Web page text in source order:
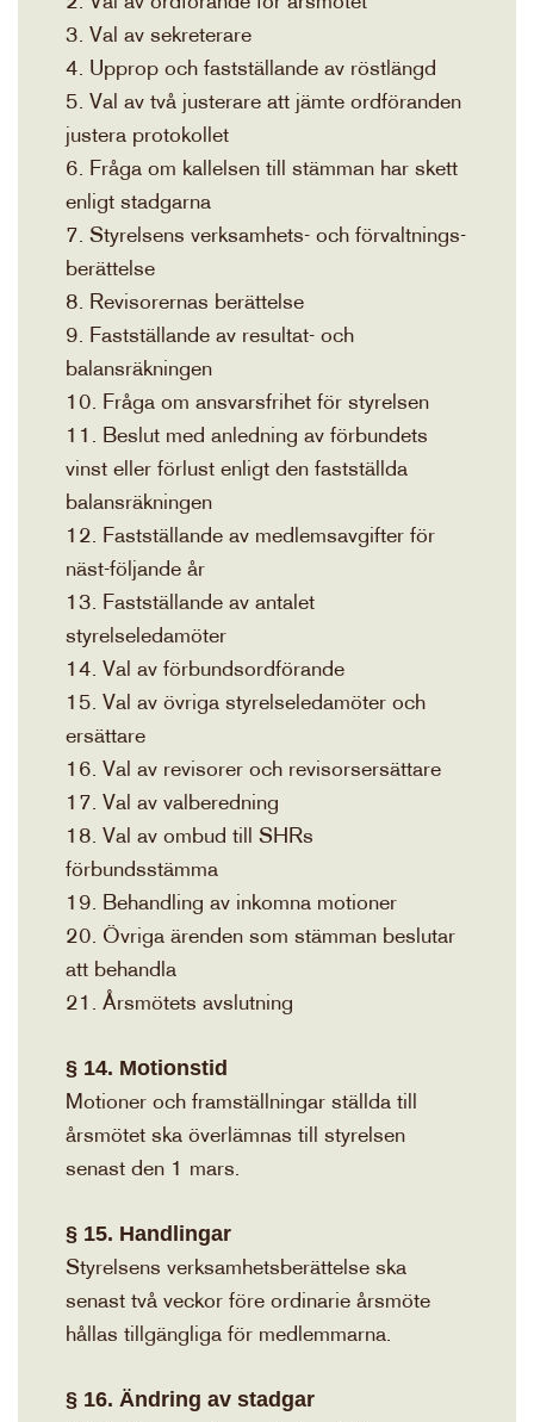
3. Val av sekreterare
4. Upprop och fastställande av röstlängd
5. Val av två justerare att jämte ordföranden
justera protokollet
6. Fråga om kallelsen till stämman har skett
enligt stadgarna
7. Styrelsens verksamhets- och förvaltnings-
berättelse
8. Revisorernas berättelse
9. Fastställande av resultat- och
balansräkningen
10. Fråga om ansvarsfrihet för styrelsen
11. Beslut med anledning av förbundets
vinst eller förlust enligt den fastställda
balansräkningen
12. Fastställande av medlemsavgifter för
näst-följande år
13. Fastställande av antalet
styrelseledamöter
14. Val av förbundsordförande
15. Val av övriga styrelseledamöter och
ersättare
16. Val av revisorer och revisorsersättare
17. Val av valberedning
18. Val av ombud till SHRs
förbundsstämma
19. Behandling av inkomna motioner
20. Övriga ärenden som stämman beslutar
att behandla
21. Årsmötets avslutning
§ 14. Motionstid
Motioner och framställningar ställda till
årsmötet ska överlämnas till styrelsen
senast den 1 mars.
§ 15. Handlingar
Styrelsens verksamhetsberättelse ska
senast två veckor före ordinarie årsmöte
hållas tillgängliga för medlemmarna.
§ 16. Ändring av stadgar